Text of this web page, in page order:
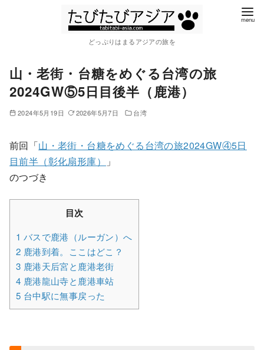
どっぷりはまるアジアの旅を
山・老街・台糖をめぐる台湾の旅
2024GW⑤5日目後半（鹿港）
2024年5月19日 2026年5月7日 台湾
前回「山・老街・台糖をめぐる台湾の旅2024GW④5日
目前半（彰化扇形庫）
」
のつづき
目次
1 バスで鹿港（ルーガン）へ
2 鹿港到着。ここはどこ？
3 鹿港天后宮と鹿港老街
4 鹿港龍山寺と鹿港車站
5 台中駅に無事戻った